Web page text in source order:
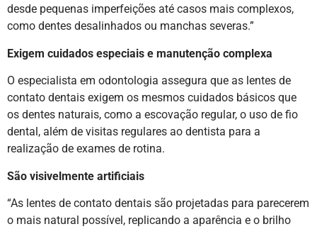
desde pequenas imperfeições até casos mais complexos,
como dentes desalinhados ou manchas severas.”
Exigem cuidados especiais e manutenção complexa
O especialista em odontologia assegura que as lentes de
contato dentais exigem os mesmos cuidados básicos que
os dentes naturais, como a escovação regular, o uso de fio
dental, além de visitas regulares ao dentista para a
realização de exames de rotina.
São visivelmente artificiais
“As lentes de contato dentais são projetadas para parecerem
o mais natural possível, replicando a aparência e o brilho